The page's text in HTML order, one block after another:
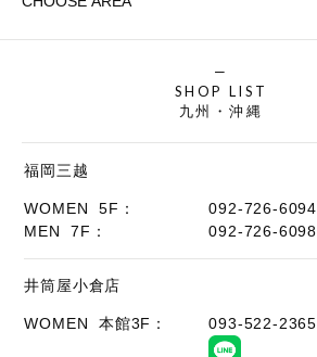
SHOP LIST
九州・沖縄
福岡三越
WOMEN 5F：
092-726-6094
MEN 7F：
092-726-6098
井筒屋小倉店
WOMEN 本館3F： 093-522-2365